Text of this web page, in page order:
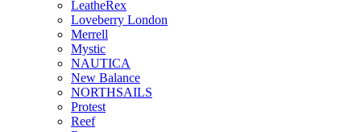
LeatheRex
Loveberry London
Merrell
Mystic
NAUTICA
New Balance
NORTHSAILS
Protest
Reef